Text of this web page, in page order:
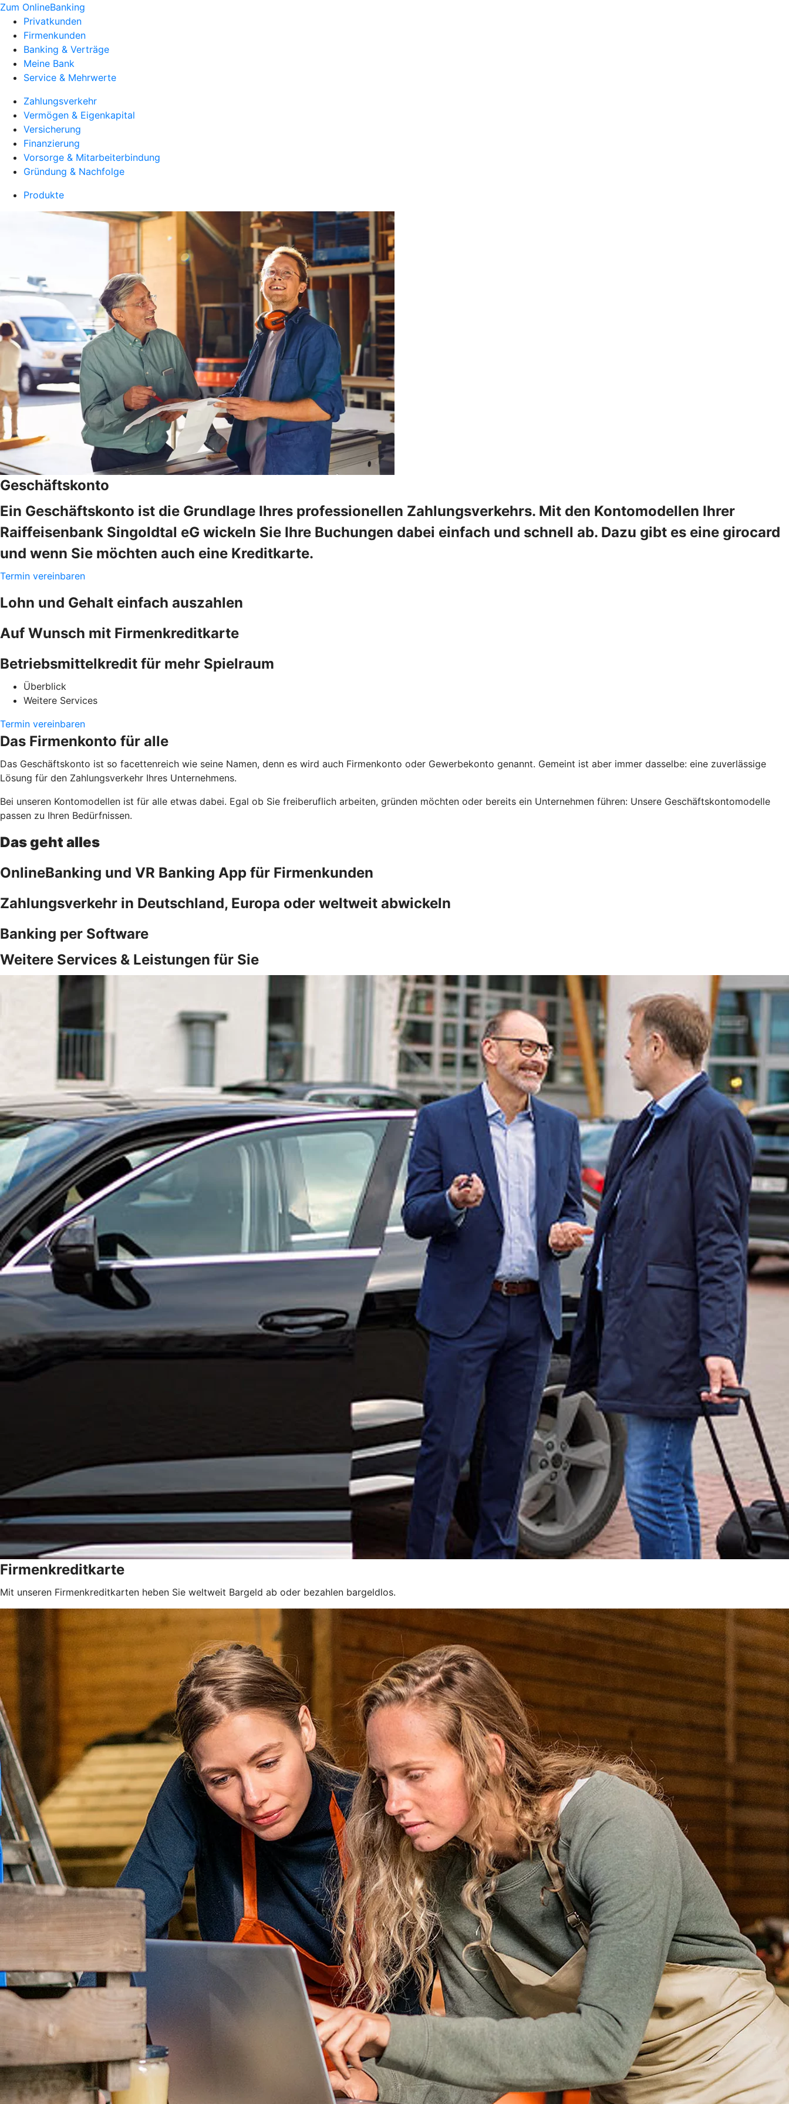
Zum OnlineBanking
Privatkunden
Firmenkunden
Banking & Verträge
Meine Bank
Service & Mehrwerte
Zahlungsverkehr
Vermögen & Eigenkapital
Versicherung
Finanzierung
Vorsorge & Mitarbeiterbindung
Gründung & Nachfolge
Produkte
Geschäftskonto
Ein Geschäftskonto ist die Grundlage Ihres professionellen Zahlungsverkehrs. Mit den Kontomodellen Ihrer
Raiffeisenbank Singoldtal eG wickeln Sie Ihre Buchungen dabei einfach und schnell ab. Dazu gibt es eine girocard
und wenn Sie möchten auch eine Kreditkarte.
Termin vereinbaren
Lohn und Gehalt einfach auszahlen
Auf Wunsch mit Firmenkreditkarte
Betriebsmittelkredit für mehr Spielraum
Überblick
Weitere Services
Termin vereinbaren
Das Firmenkonto für alle
Das Geschäftskonto ist so facettenreich wie seine Namen, denn es wird auch Firmenkonto oder Gewerbekonto genannt. Gemeint ist aber immer dasselbe: eine zuverlässige
Lösung für den Zahlungsverkehr Ihres Unternehmens.
Bei unseren Kontomodellen ist für alle etwas dabei. Egal ob Sie freiberuflich arbeiten, gründen möchten oder bereits ein Unternehmen führen: Unsere Geschäftskontomodelle
passen zu Ihren Bedürfnissen.
Das geht alles
OnlineBanking und VR Banking App für Firmenkunden
Zahlungsverkehr in Deutschland, Europa oder weltweit abwickeln
Banking per Software
Weitere Services & Leistungen für Sie
Firmenkreditkarte
Mit unseren Firmenkreditkarten heben Sie weltweit Bargeld ab oder bezahlen bargeldlos.